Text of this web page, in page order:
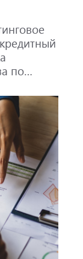
по
001Р-02